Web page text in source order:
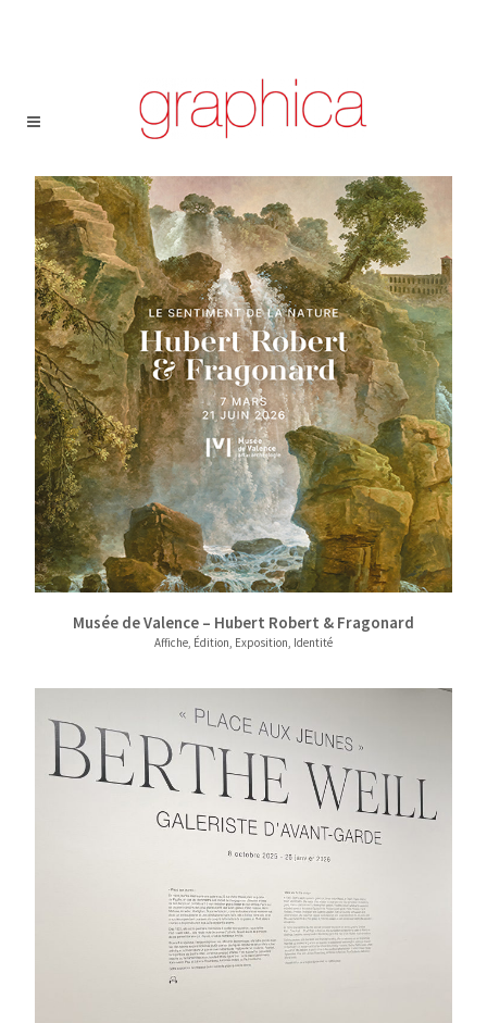
Musée de Valence – Hubert Robert & Fragonard
Affiche, Édition, Exposition, Identité